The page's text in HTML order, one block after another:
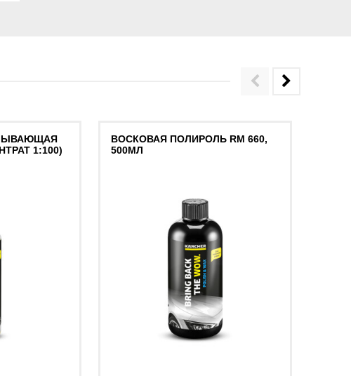
1:100)
ВОСКОВАЯ ПОЛИРОЛЬ RM 660,
500МЛ